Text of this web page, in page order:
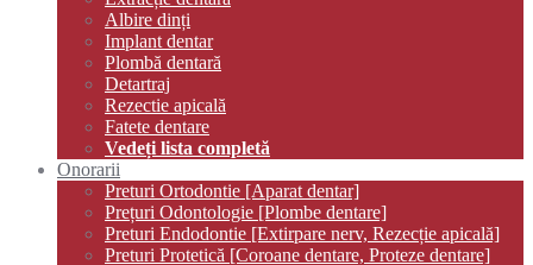
Albire dinți
Implant dentar
Plombă dentară
Detartraj
Rezectie apicală
Fatete dentare
Vedeți lista completă
Onorarii
Preturi Ortodontie [Aparat dentar]
Prețuri Odontologie [Plombe dentare]
Preturi Endodontie [Extirpare nerv, Rezecție apicală]
Preturi Protetică [Coroane dentare, Proteze dentare]